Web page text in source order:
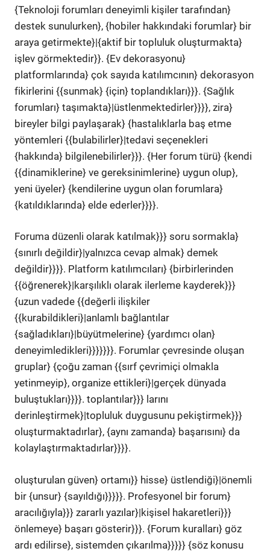
{Teknoloji forumları deneyimli kişiler tarafından}
destek sunulurken}, {hobiler hakkındaki forumlar} bir
araya getirmekte}|{aktif bir topluluk oluşturmakta}
işlev görmektedir}}. {Ev dekorasyonu}
platformlarında} çok sayıda katılımcının} dekorasyon
fikirlerini {{sunmak} {için} toplandıkları}}}. {Sağlık
forumları} taşımakta}|üstlenmektedirler}}}}, zira}
bireyler bilgi paylaşarak} {hastalıklarla baş etme
yöntemleri {{bulabilirler}|tedavi seçenekleri
{hakkında} bilgilenebilirler}}}. {Her forum türü} {kendi
{{dinamiklerine} ve gereksinimlerine} uygun olup},
yeni üyeler} {kendilerine uygun olan forumlara}
{katıldıklarında} elde ederler}}}}.
Foruma düzenli olarak katılmak}}} soru sormakla}
{sınırlı değildir}|yalnızca cevap almak} demek
değildir}}}}. Platform katılımcıları} {birbirlerinden
{{öğrenerek}|karşılıklı olarak ilerleme kayderek}}}
{uzun vadede {{değerli ilişkiler
{{kurabildikleri}|anlamlı bağlantılar
{sağladıkları}|büyütmelerine} {yardımcı olan}
deneyimledikleri}}}}}}}. Forumlar çevresinde oluşan
gruplar} {çoğu zaman {{sırf çevrimiçi olmakla
yetinmeyip}, organize ettikleri}|gerçek dünyada
buluştukları}}}}. toplantılar}}} larını
derinleştirmek}|topluluk duygusunu pekiştirmek}}}
oluşturmaktadırlar}, {aynı zamanda} başarısını} da
kolaylaştırmaktadırlar}}}}.
oluşturulan güven} ortamı}} hisse} üstlendiği}|önemli
bir {unsur} {sayıldığı}}}}}. Profesyonel bir forum}
aracılığıyla}}} zararlı yazılar}|kişisel hakaretleri}}}
önlemeye} başarı gösterir}}}. {Forum kuralları} göz
ardı edilirse}, sistemden çıkarılma}}}}} {söz konusu